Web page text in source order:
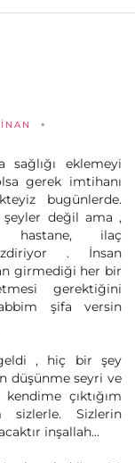
sağlığı eklemeyi
gerek imtihanı
bugünlerde.
değil ama ,
hastane, ilaç
. İnsan
girmediği her bir
gerektiğini
şifa versin
, hiç bir şey
düşünme seyri ve
çıktığım
sizlerle. Sizlerin
inşallah...